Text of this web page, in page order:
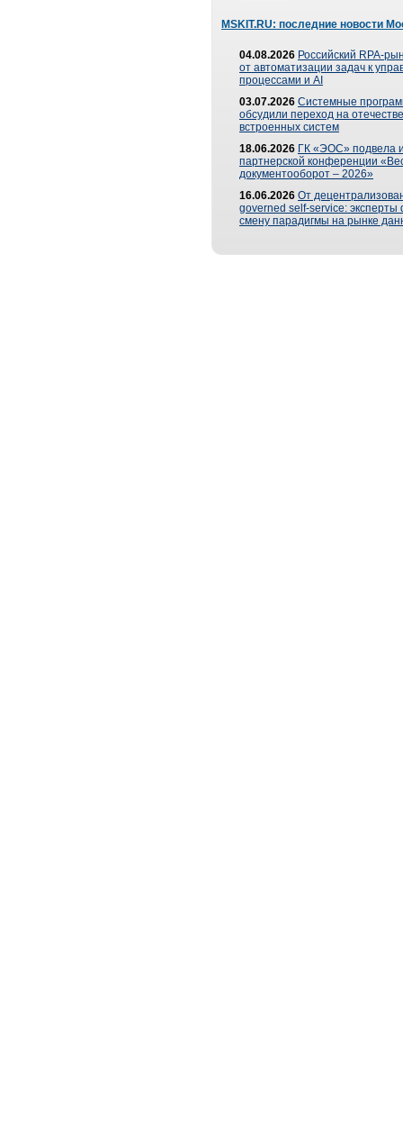
MSKIT.RU: последние новости
04.08.2026 Российский RPA-
от автоматизации задач к
процессами и AI
03.07.2026 Системные
обсудили переход на
встроенных систем
18.06.2026 ГК «ЭОС» подвела
партнерской конференции
документооборот – 2026»
16.06.2026 От
governed self-service: эксперты
смену парадигмы на рынке